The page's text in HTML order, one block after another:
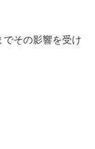
その影響を受け